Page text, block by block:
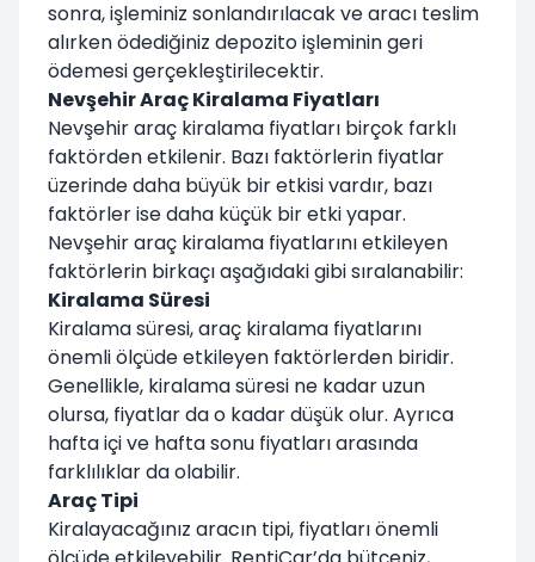
sonra, işleminiz sonlandırılacak ve aracı teslim
alırken ödediğiniz depozito işleminin geri
ödemesi gerçekleştirilecektir.
Nevşehir Araç Kiralama Fiyatları
Nevşehir araç kiralama fiyatları birçok farklı
faktörden etkilenir. Bazı faktörlerin fiyatlar
üzerinde daha büyük bir etkisi vardır, bazı
faktörler ise daha küçük bir etki yapar.
Nevşehir araç kiralama fiyatlarını etkileyen
faktörlerin birkaçı aşağıdaki gibi sıralanabilir:
Kiralama Süresi
Kiralama süresi, araç kiralama fiyatlarını
önemli ölçüde etkileyen faktörlerden biridir.
Genellikle, kiralama süresi ne kadar uzun
olursa, fiyatlar da o kadar düşük olur. Ayrıca
hafta içi ve hafta sonu fiyatları arasında
farklılıklar da olabilir.
Araç Tipi
Kiralayacağınız aracın tipi, fiyatları önemli